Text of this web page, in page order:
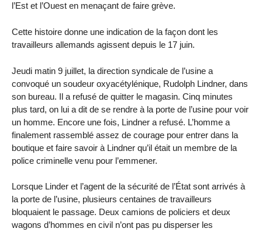
l’Est et l’Ouest en menaçant de faire grève.
Cette histoire donne une indication de la façon dont les
travailleurs allemands agissent depuis le 17 juin.
Jeudi matin 9 juillet, la direction syndicale de l’usine a
convoqué un soudeur oxyacétylénique, Rudolph Lindner, dans
son bureau. Il a refusé de quitter le magasin. Cinq minutes
plus tard, on lui a dit de se rendre à la porte de l’usine pour voir
un homme. Encore une fois, Lindner a refusé. L’homme a
finalement rassemblé assez de courage pour entrer dans la
boutique et faire savoir à Lindner qu’il était un membre de la
police criminelle venu pour l’emmener.
Lorsque Linder et l’agent de la sécurité de l’État sont arrivés à
la porte de l’usine, plusieurs centaines de travailleurs
bloquaient le passage. Deux camions de policiers et deux
wagons d’hommes en civil n’ont pas pu disperser les